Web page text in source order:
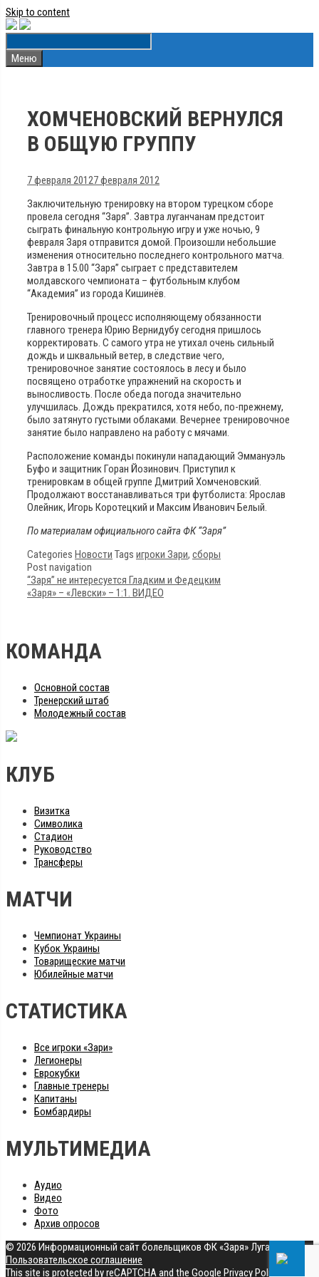
Skip to content
Меню
ХОМЧЕНОВСКИЙ ВЕРНУЛСЯ
В ОБЩУЮ ГРУППУ
7 февраля 20127 февраля 2012
Заключительную тренировку на втором турецком сборе
провела сегодня “Заря”. Завтра луганчанам предстоит
сыграть финальную контрольную игру и уже ночью, 9
февраля Заря отправится домой. Произошли небольшие
изменения относительно последнего контрольного матча.
Завтра в 15.00 “Заря” сыграет с представителем
молдавского чемпионата – футбольным клубом
“Академия” из города Кишинёв.
Тренировочный процесс исполняющему обязанности
главного тренера Юрию Вернидубу сегодня пришлось
корректировать. С самого утра не утихал очень сильный
дождь и шквальный ветер, в следствие чего,
тренировочное занятие состоялось в лесу и было
посвящено отработке упражнений на скорость и
выносливость. После обеда погода значительно
улучшилась. Дождь прекратился, хотя небо, по-прежнему,
было затянуто густыми облаками. Вечернее тренировочное
занятие было направлено на работу с мячами.
Расположение команды покинули нападающий Эммануэль
Буфо и защитник Горан Йозинович. Приступил к
тренировкам в общей группе Дмитрий Хомченовский.
Продолжают восстанавливаться три футболиста: Ярослав
Олейник, Игорь Коротецкий и Максим Иванович Белый.
По материалам официального сайта ФК “Заря”
Categories Новости Tags игроки Зари, сборы
Post navigation
“Заря” не интересуется Гладким и Федецким
«Заря» – «Левски» – 1:1. ВИДЕО
КОМАНДА
Основной состав
Тренерский штаб
Молодежный состав
КЛУБ
Визитка
Символика
Стадион
Руководство
Трансферы
МАТЧИ
Чемпионат Украины
Кубок Украины
Товарищеские матчи
Юбилейные матчи
СТАТИСТИКА
Все игроки «Зари»
Легионеры
Еврокубки
Главные тренеры
Капитаны
Бомбардиры
МУЛЬТИМЕДИА
Аудио
Видео
Фото
Архив опросов
© 2026 Информационный сайт болельщиков ФК «Заря» Луганск
Пользовательское соглашение
This site is protected by reCAPTCHA and the Google Privacy Policy